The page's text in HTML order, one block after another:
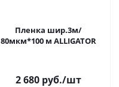
Пленка шир.3м/
80мкм*100 м ALLIGATOR
2 680 руб./шт